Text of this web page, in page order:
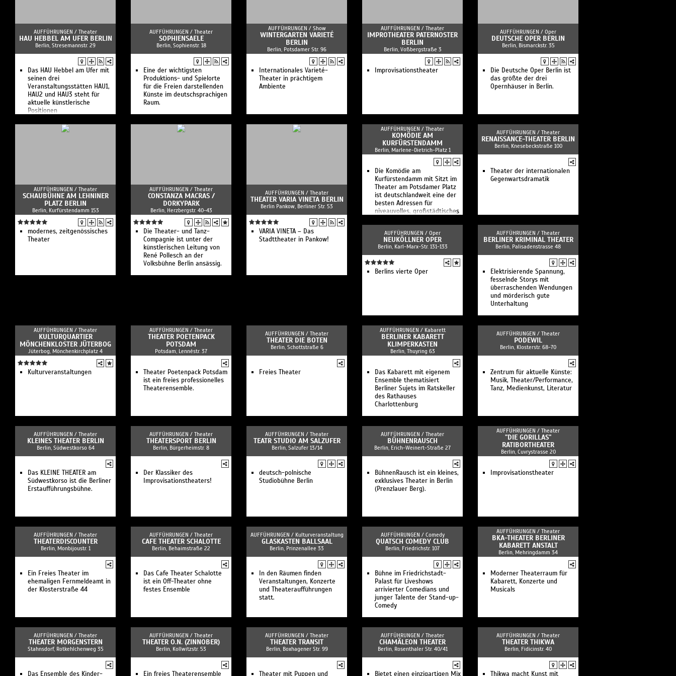
AUFFÜHRUNGEN / Theater
HAU HEBBEL AM UFER BERLIN
Berlin, Stresemannstr. 29
Das HAU Hebbel am Ufer mit
seinen drei
Veranstaltungsstätten HAU1,
HAU2 und HAU3 steht für
aktuelle künstlerische
Positionen
AUFFÜHRUNGEN / Theater
SOPHIENSAELE
Berlin, Sophienstr. 18
Eine der wichtigsten
Produktions- und Spielorte
für die Freien darstellenden
Künste im deutschsprachigen
Raum.
AUFFÜHRUNGEN / Show
WINTERGARTEN VARIETÉ
BERLIN
Berlin, Potsdamer Str. 96
Internationales Varieté-
Theater in prächtigem
Ambiente
AUFFÜHRUNGEN / Theater
IMPROTHEATER PATERNOSTER
BERLIN
Berlin, Voßbergstraße 3
Improvisationstheater
AUFFÜHRUNGEN / Oper
DEUTSCHE OPER BERLIN
Berlin, Bismarckstr. 35
Die Deutsche Oper Berlin ist
das größte der drei
Opernhäuser in Berlin.
AUFFÜHRUNGEN / Theater
SCHAUBÜHNE AM LEHNINER
PLATZ BERLIN
Berlin, Kurfürstendamm 153
modernes, zeitgenössisches
Theater
AUFFÜHRUNGEN / Theater
CONSTANZA MACRAS /
DORKYPARK
Berlin, Herzbergstr. 40-43
Die Theater- und Tanz-
Compagnie ist unter der
künstlerischen Leitung von
René Pollesch an der
Volksbühne Berlin ansässig.
AUFFÜHRUNGEN / Theater
THEATER VARIA VINETA BERLIN
Berlin Pankow, Berliner Str. 53
VARIA VINETA – Das
Stadttheater in Pankow!
AUFFÜHRUNGEN / Theater
KOMÖDIE AM
KURFÜRSTENDAMM
Berlin, Marlene-Dietrich-Platz 1
Die Komödie am
Kurfürstendamm mit Sitzt im
Theater am Potsdamer Platz
ist deutschlandweit eine der
besten Adressen für
niveauvolles, großstädtisches
AUFFÜHRUNGEN / Theater
RENAISSANCE-THEATER BERLIN
Berlin, Knesebeckstraße 100
Theater der internationalen
Gegenwartsdramatik
AUFFÜHRUNGEN / Oper
NEUKÖLLNER OPER
Berlin, Karl-Marx-Str. 131-133
Berlins vierte Oper
AUFFÜHRUNGEN / Theater
BERLINER KRIMINAL THEATER
Berlin, Palisadenstrasse 48
Elektrisierende Spannung,
fesselnde Storys mit
überraschenden Wendungen
und mörderisch gute
Unterhaltung
AUFFÜHRUNGEN / Theater
KULTURQUARTIER
MÖNCHENKLOSTER JÜTERBOG
Jüterbog, Mönchenkirchplatz 4
Kulturveranstaltungen
AUFFÜHRUNGEN / Theater
THEATER POETENPACK
POTSDAM
Potsdam, Lennéstr. 37
Theater Poetenpack Potsdam
ist ein freies professionelles
Theaterensemble.
AUFFÜHRUNGEN / Theater
THEATER DIE BOTEN
Berlin, Schottstraße 6
Freies Theater
AUFFÜHRUNGEN / Kabarett
BERLINER KABARETT
KLIMPERKASTEN
Berlin, Thuyring 63
Das Kabarett mit eigenem
Ensemble thematisiert
Berliner Sujets im Ratskeller
des Rathauses
Charlottenburg
AUFFÜHRUNGEN / Theater
PODEWIL
Berlin, Klosterstr. 68-70
Zentrum für aktuelle Künste:
Musik, Theater/Performance,
Tanz, Medienkunst, Literatur
AUFFÜHRUNGEN / Theater
KLEINES THEATER BERLIN
Berlin, Südwestkorso 64
Das KLEINE THEATER am
Südwestkorso ist die Berliner
Erstaufführungsbühne.
AUFFÜHRUNGEN / Theater
THEATERSPORT BERLIN
Berlin, Bürgerheimstr. 8
Der Klassiker des
Improvisationstheaters!
AUFFÜHRUNGEN / Theater
TEATR STUDIO AM SALZUFER
Berlin, Salzufer 13/14
deutsch-polnische
Studiobühne Berlin
AUFFÜHRUNGEN / Theater
BÜHNENRAUSCH
Berlin, Erich-Weinert-Straße 27
BühnenRausch ist ein kleines,
exklusives Theater in Berlin
(Prenzlauer Berg).
AUFFÜHRUNGEN / Theater
"DIE GORILLAS"
RATIBORTHEATER
Berlin, Cuvrystrasse 20
Improvisationstheater
AUFFÜHRUNGEN / Theater
THEATERDISCOUNTER
Berlin, Monbijoustr. 1
Ein Freies Theater im
ehemaligen Fernmeldeamt in
der Klosterstraße 44
AUFFÜHRUNGEN / Theater
CAFE THEATER SCHALOTTE
Berlin, Behaimstraße 22
Das Cafe Theater Schalotte
ist ein Off-Theater ohne
festes Ensemble
AUFFÜHRUNGEN / Kulturveranstaltung
GLASKASTEN BALLSAAL
Berlin, Prinzenallee 33
In den Räumen finden
Veranstaltungen, Konzerte
und Theateraufführungen
statt.
AUFFÜHRUNGEN / Comedy
QUATSCH COMEDY CLUB
Berlin, Friedrichstr. 107
Bühne im Friedrichstadt-
Palast für Liveshows
arrivierter Comedians und
junger Talente der Stand-up-
Comedy
AUFFÜHRUNGEN / Theater
BKA-THEATER BERLINER
KABARETT ANSTALT
Berlin, Mehringdamm 34
Moderner Theaterraum für
Kabarett, Konzerte und
Musicals
AUFFÜHRUNGEN / Theater
THEATER MORGENSTERN
Stahnsdorf, Rotkehlchenweg 35
Das Ensemble des Kinder-
AUFFÜHRUNGEN / Theater
THEATER O.N. (ZINNOBER)
Berlin, Kollwitzstr. 53
Ein freies Theaterensemble
AUFFÜHRUNGEN / Theater
THEATER TRANSIT
Berlin, Boxhagener Str. 99
Theater mit Puppen und
AUFFÜHRUNGEN / Theater
CHAMÄLEON THEATER
Berlin, Rosenthaler Str. 40/41
Bietet einen einzigartigen Mix
AUFFÜHRUNGEN / Theater
THEATER THIKWA
Berlin, Fidicinstr. 40
Thikwa macht Kunst mit